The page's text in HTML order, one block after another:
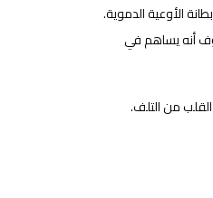
الأوعية الدموية.
أنه يساهم في
من التلف.